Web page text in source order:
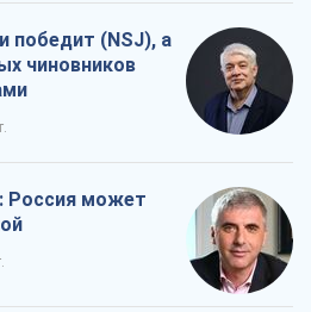
победит (NSJ), а
чиновников
Россия может